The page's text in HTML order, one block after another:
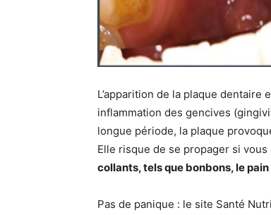
L’apparition de la plaque dentaire
inflammation des gencives
longue période, la plaque
Elle risque de se propager si vous
collants, tels que bonbons, le
Pas de panique : le site Santé